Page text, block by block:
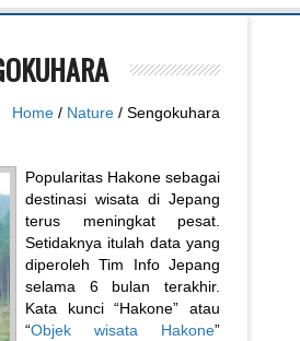
Home / Nature / Sengokuhara
Popularitas Hakone sebagai
destinasi wisata di Jepang
terus meningkat pesat.
Setidaknya itulah data yang
diperoleh Tim Info Jepang
selama 6 bulan terakhir.
Kata kunci “Hakone” atau
“Objek wisata Hakone”